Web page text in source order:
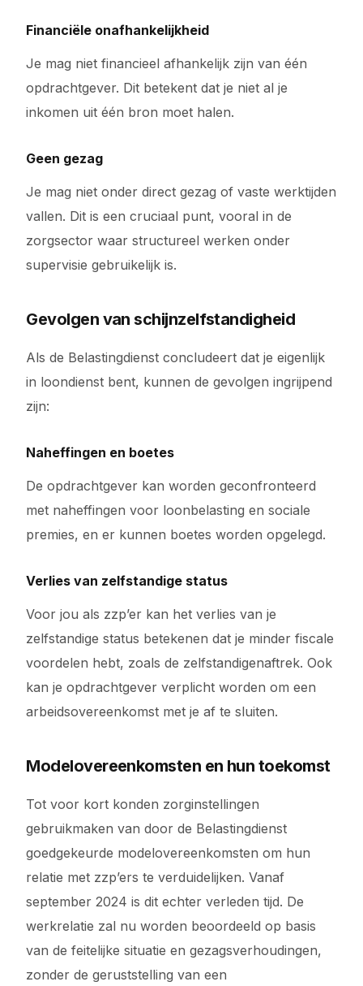
Financiële onafhankelijkheid
Je mag niet financieel afhankelijk zijn van één
opdrachtgever. Dit betekent dat je niet al je
inkomen uit één bron moet halen.
Geen gezag
Je mag niet onder direct gezag of vaste werktijden
vallen. Dit is een cruciaal punt, vooral in de
zorgsector waar structureel werken onder
supervisie gebruikelijk is.
Gevolgen van schijnzelfstandigheid
Als de Belastingdienst concludeert dat je eigenlijk
in loondienst bent, kunnen de gevolgen ingrijpend
zijn:
Naheffingen en boetes
De opdrachtgever kan worden geconfronteerd
met naheffingen voor loonbelasting en sociale
premies, en er kunnen boetes worden opgelegd.
Verlies van zelfstandige status
Voor jou als zzp’er kan het verlies van je
zelfstandige status betekenen dat je minder fiscale
voordelen hebt, zoals de zelfstandigenaftrek. Ook
kan je opdrachtgever verplicht worden om een
arbeidsovereenkomst met je af te sluiten.
Modelovereenkomsten en hun toekomst
Tot voor kort konden zorginstellingen
gebruikmaken van door de Belastingdienst
goedgekeurde modelovereenkomsten om hun
relatie met zzp’ers te verduidelijken. Vanaf
september 2024 is dit echter verleden tijd. De
werkrelatie zal nu worden beoordeeld op basis
van de feitelijke situatie en gezagsverhoudingen,
zonder de geruststelling van een